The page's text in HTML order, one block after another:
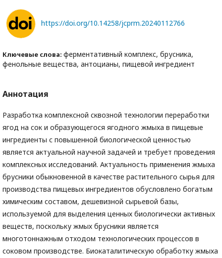
https://doi.org/10.14258/jcprm.20240112766
Ключевые слова: ферментативный комплекс, брусника,
фенольные вещества, антоцианы, пищевой ингредиент
Аннотация
Разработка комплексной сквозной технологии переработки
ягод на сок и образующегося ягодного жмыха в пищевые
ингредиенты с повышенной биологической ценностью
является актуальной научной задачей и требует проведения
комплексных исследований. Актуальность применения жмыха
брусники обыкновенной в качестве растительного сырья для
производства пищевых ингредиентов обусловлено богатым
химическим составом, дешевизной сырьевой базы,
используемой для выделения ценных биологически активных
веществ, поскольку жмых брусники является
многотоннажным отходом технологических процессов в
соковом производстве. Биокаталитическую обработку жмыха